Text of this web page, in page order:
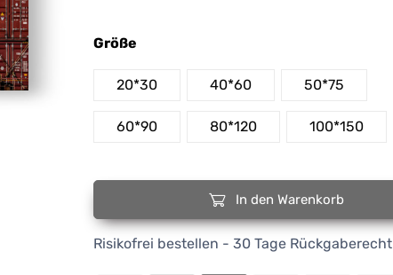
Größe
20*30 40*60 50*75
60*90 80*120 100*150
In den Warenkorb
Risikofrei bestellen - 30 Tage Rückgaberecht